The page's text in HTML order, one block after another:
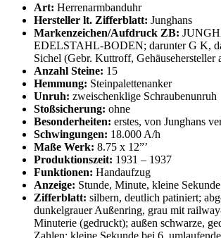
Art: Herrenarmbanduhr
Hersteller lt. Zifferblatt: Junghans
Markenzeichen/Aufdruck ZB:
EDELSTAHL-BODEN; darunter G K,
Sichel (Gebr. Kuttroff, Gehäusehersteller
Anzahl Steine: 15
Hemmung: Steinpalettenanker
Unruh: zweischenklige Schraubenunruh
Stoßsicherung: ohne
Besonderheiten: erstes, von Junghans
Schwingungen: 18.000 A/h
Maße Werk: 8.75 x 12”’
Produktionszeit: 1931 – 1937
Funktionen: Handaufzug
Anzeige: Stunde, Minute, kleine
Zifferblatt: silbern, deutlich patiniert;
dunkelgrauer Außenring, grau mit
Minuterie (gedruckt); außen schwarze,
Zahlen; kleine Sekunde bei 6,